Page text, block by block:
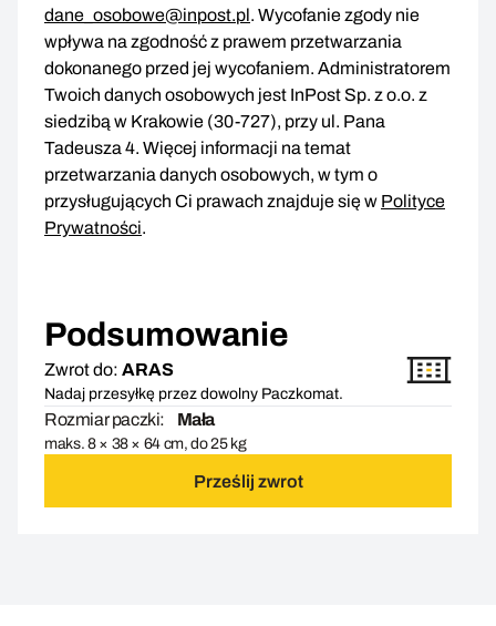
dane_osobowe@inpost.pl. Wycofanie zgody nie
wpływa na zgodność z prawem przetwarzania
dokonanego przed jej wycofaniem. Administratorem
Twoich danych osobowych jest InPost Sp. z o.o. z
siedzibą w Krakowie (30-727), przy ul. Pana
Tadeusza 4. Więcej informacji na temat
przetwarzania danych osobowych, w tym o
przysługujących Ci prawach znajduje się w Polityce
Prywatności.
Podsumowanie
Zwrot do: ARAS
Nadaj przesyłkę przez dowolny Paczkomat.
Rozmiar paczki: Mała
maks. 8 × 38 × 64 cm, do 25 kg
Prześlij zwrot